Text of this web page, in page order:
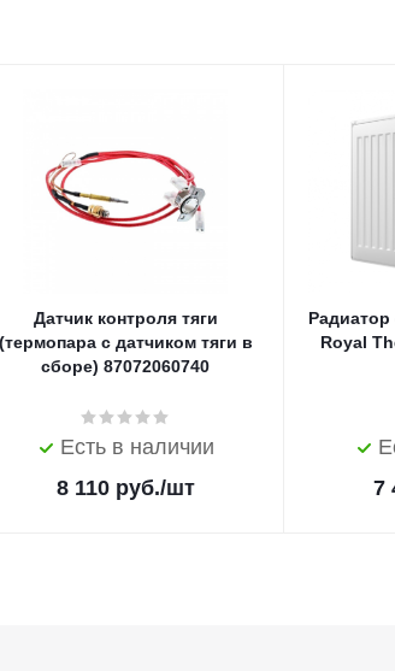
Датчик контроля тяги
(термопара с датчиком тяги в
сборе) 87072060740
Есть в наличии
8 110руб./шт
Радиатор
Royal
7